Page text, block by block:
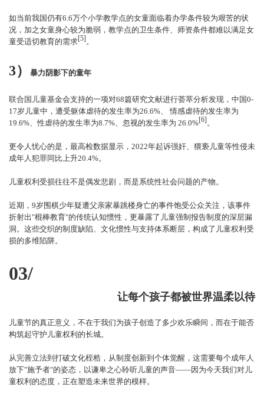
如当前我国仍有6.6万个小学教学点的女童面临着办学条件较为艰苦的状
况，加之女童身心较为脆弱，教学点的卫生条件、师资条件都难以满足女
童受适切教育的需求[5]。
3） 暴力阴影下的童年
联合国儿童基金会支持的一项对68篇研究文献进行荟萃分析发现，中国0-
17岁儿童中，遭受躯体虐待的发生率为26.6%、 情感虐待的发生率为
19.6%、性虐待的发生率为8.7%、忽视的发生率为 26.0%[6]。
更令人忧心的是，最高检数据显示，2022年起诉强奸、猥亵儿童等性侵未
成年人犯罪同比上升20.4%。
儿童权利受损往往不是偶发悲剧，而是系统性社会问题的产物。
近期，9岁围棋少年疑遭父亲家暴跳楼身亡的事件饱受公众关注，该事件
折射出"棍棒教育"的传统认知惯性，更暴露了儿童强制报告制度的深层漏
洞。这些交织的制度缺陷、文化惯性与支持体系断层，构成了儿童权利受
损的多维陷阱。
03/
让每个孩子都被世界温柔以待
儿童节的真正意义，不在于我们为孩子创造了多少欢乐瞬间，而在于能否
构筑起守护儿童权利的长城。
从完善立法到打破文化桎梏，从制度创新到个体觉醒，这需要每个成年人
放下"施予者"的姿态，以谦卑之心聆听儿童的声音——因为今天我们对儿
童权利的态度，正在塑造未来世界的模样。